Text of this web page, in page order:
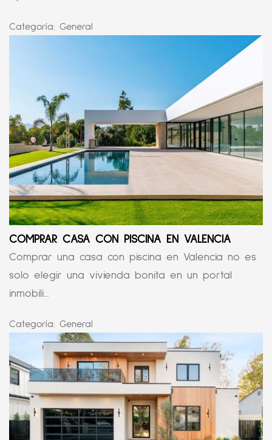
Categoría: General
COMPRAR CASA CON PISCINA EN VALENCIA
Comprar una casa con piscina en Valencia no es
solo elegir una vivienda bonita en un portal
inmobili...
Categoría: General